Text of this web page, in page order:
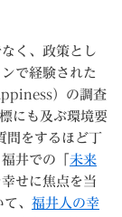
く、政策とし
で経験された
）の調査
にも及ぶ環境要
問をするほど丁
井での「 未来
幸せに焦点を当
、 福井人の幸